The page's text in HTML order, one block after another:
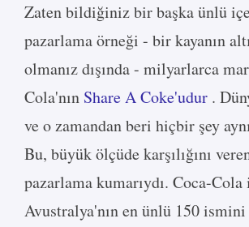
Zaten bildiğiniz bir başka ünlü
pazarlama örneği - bir kayanın
olmanız dışında - milyarlarca
Cola'nın Share A Coke'udur .
ve o zamandan beri hiçbir şey
Bu, büyük ölçüde karşılığını
pazarlama kumarıydı. Coca-
Avustralya'nın en ünlü 150